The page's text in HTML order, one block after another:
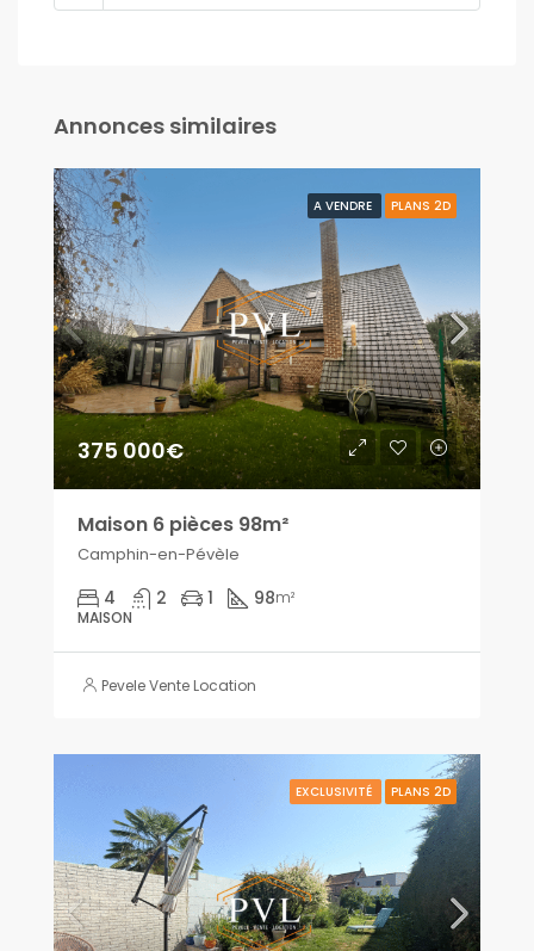
Annonces similaires
A VENDRE PLANS 2D
375 000€
Maison 6 pièces 98m²
Camphin-en-Pévèle
4 2 1 98m²
MAISON
Pevele Vente Location
EXCLUSIVITÉ PLANS 2D